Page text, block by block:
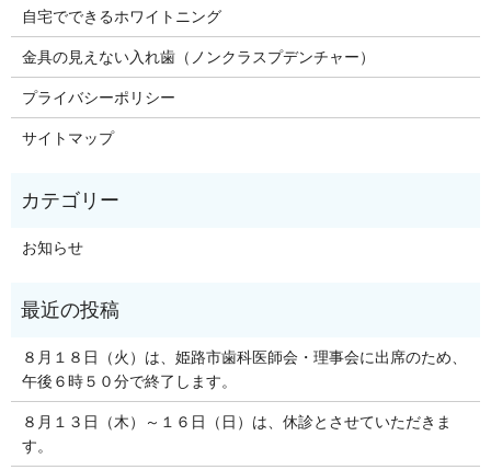
自宅でできるホワイトニング
金具の見えない入れ歯（ノンクラスプデンチャー）
プライバシーポリシー
サイトマップ
お知らせ
８月１８日（火）は、姫路市歯科医師会・理事会に出席のため、
午後６時５０分で終了します。
８月１３日（木）～１６日（日）は、休診とさせていただきま
す。